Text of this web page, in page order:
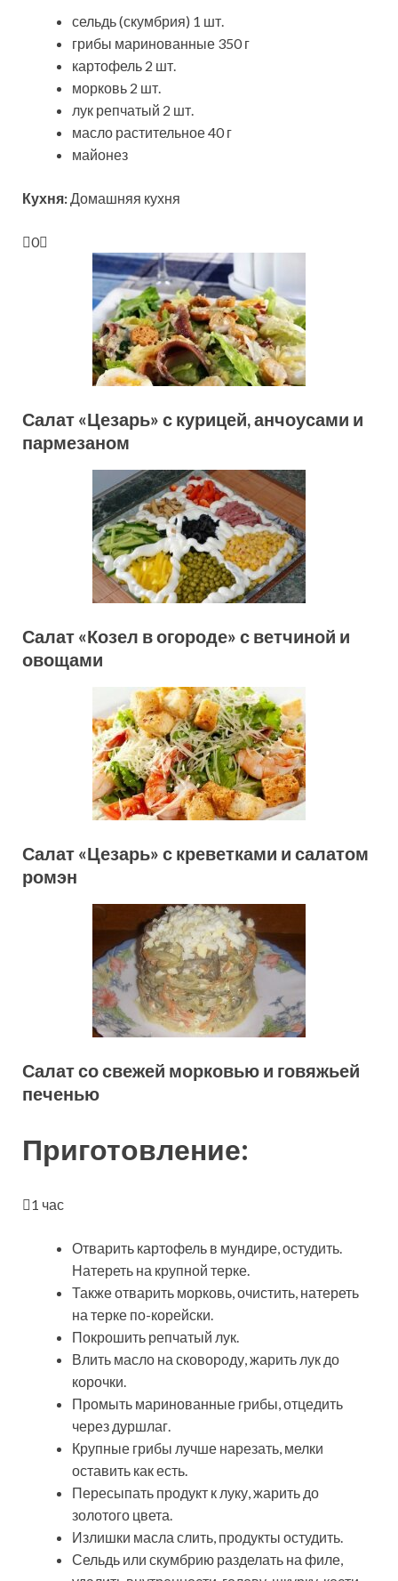
сельдь (скумбрия) 1 шт.
грибы маринованные 350 г
картофель 2 шт.
морковь 2 шт.
лук репчатый 2 шт.
масло растительное 40 г
майонез
Кухня:Домашняя кухня
0
Салат «Цезарь» с курицей, анчоусами и
пармезаном
Салат «Козел в огороде» с ветчиной и
овощами
Салат «Цезарь» с креветками и салатом
ромэн
Салат со свежей морковью и говяжьей
печенью
Приготовление:
1 час
Отварить картофель в мундире, остудить.
Натереть на крупной терке.
Также отварить морковь, очистить, натереть
на терке по-корейски.
Покрошить репчатый лук.
Влить масло на сковороду, жарить лук до
корочки.
Промыть маринованные грибы, отцедить
через дуршлаг.
Крупные грибы лучше нарезать, мелки
оставить как есть.
Пересыпать продукт к луку, жарить до
золотого цвета.
Излишки масла слить, продукты остудить.
Сельдь или скумбрию разделать на филе,